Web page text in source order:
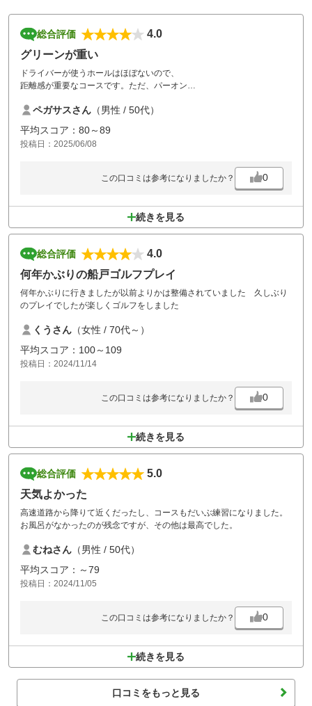
総合評価
4.0
グリーンが重い
ドライバーが使うホールはほぼないので、
距離感が重要なコースです。ただ、パーオン
値段を考慮すればコスパは良いコースと思います。
ペガサスさん （男性 / 50代）
平均スコア：80～89
投稿日：2025/06/08
この口コミは参考になりましたか？ 0
続きを見る
総合評価
4.0
何年かぶりの船戸ゴルフプレイ
何年かぶりに行きましたが以前よりかは整備されていました 久しぶり
のプレイでしたが楽しくゴルフをしました
くうさん （女性 / 70代～）
平均スコア：100～109
投稿日：2024/11/14
この口コミは参考になりましたか？ 0
続きを見る
総合評価
5.0
天気よかった
高速道路から降りて近くだったし、コースもだいぶ練習になりました。
お風呂がなかったのが残念ですが、その他は最高でした。
むねさん （男性 / 50代）
平均スコア：～79
投稿日：2024/11/05
この口コミは参考になりましたか？ 0
続きを見る
口コミをもっと見る